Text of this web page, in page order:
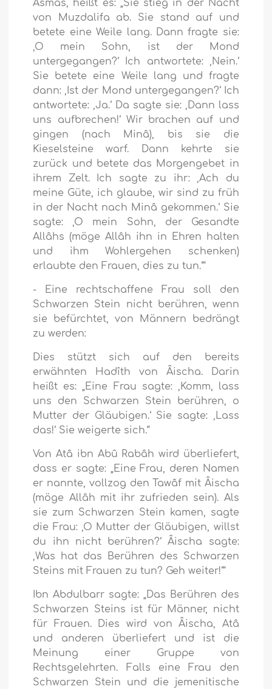
Asmâs, heißt es: „Sie stieg in der Nacht
von Muzdalifa ab. Sie stand auf und
betete eine Weile lang. Dann fragte sie:
‚O mein Sohn, ist der Mond
untergegangen?‘ Ich antwortete: ‚Nein.‘
Sie betete eine Weile lang und fragte
dann: ‚Ist der Mond untergegangen?‘ Ich
antwortete: ‚Ja.‘ Da sagte sie: ‚Dann lass
uns aufbrechen!‘ Wir brachen auf und
gingen (nach Minâ), bis sie die
Kieselsteine warf. Dann kehrte sie
zurück und betete das Morgengebet in
ihrem Zelt. Ich sagte zu ihr: ‚Ach du
meine Güte, ich glaube, wir sind zu früh
in der Nacht nach Minâ gekommen.‘ Sie
sagte: ‚O mein Sohn, der Gesandte
Allâhs (möge Allâh ihn in Ehren halten
und ihm Wohlergehen schenken)
erlaubte den Frauen, dies zu tun.‘“
- Eine rechtschaffene Frau soll den
Schwarzen Stein nicht berühren, wenn
sie befürchtet, von Männern bedrängt
zu werden:
Dies stützt sich auf den bereits
erwähnten Hadîth von Âischa. Darin
heißt es: „Eine Frau sagte: ‚Komm, lass
uns den Schwarzen Stein berühren, o
Mutter der Gläubigen.‘ Sie sagte: ‚Lass
das!‘ Sie weigerte sich.“
Von Atâ ibn Abû Rabâh wird überliefert,
dass er sagte: „Eine Frau, deren Namen
er nannte, vollzog den Tawâf mit Âischa
(möge Allâh mit ihr zufrieden sein). Als
sie zum Schwarzen Stein kamen, sagte
die Frau: ‚O Mutter der Gläubigen, willst
du ihn nicht berühren?‘ Âischa sagte:
‚Was hat das Berühren des Schwarzen
Steins mit Frauen zu tun? Geh weiter!‘“
Ibn Abdulbarr sagte: „Das Berühren des
Schwarzen Steins ist für Männer, nicht
für Frauen. Dies wird von Âischa, Atâ
und anderen überliefert und ist die
Meinung einer Gruppe von
Rechtsgelehrten. Falls eine Frau den
Schwarzen Stein und die jemenitische